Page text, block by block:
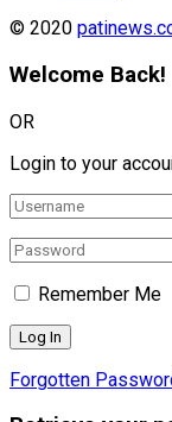
© 2020
Welcome Back!
OR
Login to your
Remember Me
Forgotten